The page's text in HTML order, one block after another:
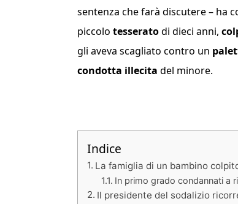
sentenza che farà discutere – ha
piccolo tesseratodi dieci anni,
gli aveva scagliato contro un
condotta illecita del minore.
Indice
La famiglia di un bambino
In primo grado condannati a
Il presidente del sodalizio